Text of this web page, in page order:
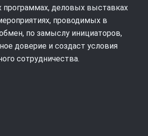
программах, деловых выставках
проводимых в
по замыслу инициаторов,
доверие и создаст условия
сотрудничества.